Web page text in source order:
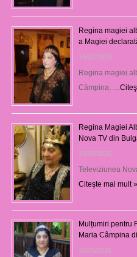
Regina magiei
a Magiei
16/07/2025
Regina magiei
Câmpina, …
Regina Magiei
Nova TV din
23/05/2025
Televiziunea
Citeşte mai mult »
Mulțumiri pentru
Maria Câmpina
22/05/2025